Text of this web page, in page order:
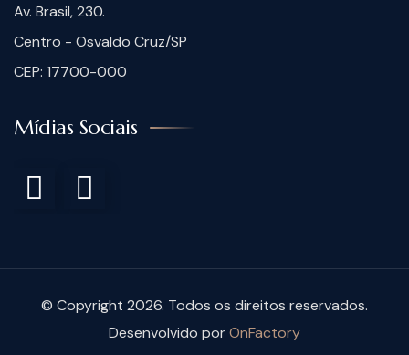
Av. Brasil, 230.
Centro - Osvaldo Cruz/SP
CEP: 17700-000
Mídias Sociais
© Copyright 2026. Todos os direitos reservados.
Desenvolvido porOnFactory